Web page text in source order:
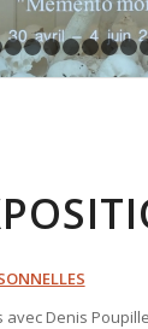
1 2 3
Denis